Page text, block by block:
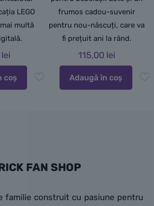
LEGO
multă
lei
coș
frumos cadou-suvenir
pentru nou-născuți, care va
fi prețuit ani la rând.
115,00 lei
Adaugă în coș
FAN SHOP
familie construit cu pasiune pentru